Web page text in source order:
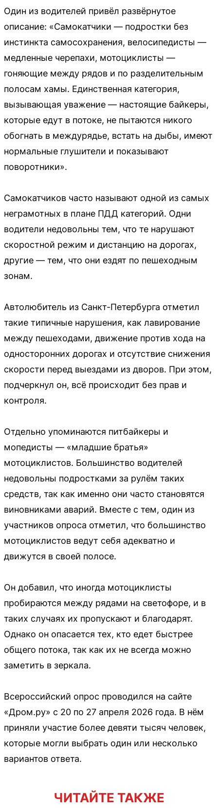
Один из водителей привёл развёрнутое
описание: «Самокатчики — подростки без
инстинкта самосохранения, велосипедисты —
медленные черепахи, мотоциклисты —
гоняющие между рядов и по разделительным
полосам хамы. Единственная категория,
вызывающая уважение — настоящие байкеры,
которые едут в потоке, не пытаются никого
обогнать в междурядье, встать на дыбы, имеют
нормальные глушители и показывают
поворотники».
Самокатчиков часто называют одной из самых
неграмотных в плане ПДД категорий. Одни
водители недовольны тем, что те нарушают
скоростной режим и дистанцию на дорогах,
другие — тем, что они ездят по пешеходным
зонам.
Автолюбитель из Санкт-Петербурга отметил
такие типичные нарушения, как лавирование
между пешеходами, движение против хода на
односторонних дорогах и отсутствие снижения
скорости перед выездами из дворов. При этом,
подчеркнул он, всё происходит без прав и
контроля.
Отдельно упоминаются питбайкеры и
мопедисты — «младшие братья»
мотоциклистов. Большинство водителей
недовольны подростками за рулём таких
средств, так как именно они часто становятся
виновниками аварий. Вместе с тем, один из
участников опроса отметил, что большинство
мотоциклистов ведут себя адекватно и
движутся в своей полосе.
Он добавил, что иногда мотоциклисты
пробираются между рядами на светофоре, и в
таких случаях их пропускают и благодарят.
Однако он опасается тех, кто едет быстрее
общего потока, так как их не всегда можно
заметить в зеркала.
Всероссийский опрос проводился на сайте
«Дром.ру» с 20 по 27 апреля 2026 года. В нём
приняли участие более девяти тысяч человек,
которые могли выбрать один или несколько
вариантов ответа.
ЧИТАЙТЕ ТАКЖЕ